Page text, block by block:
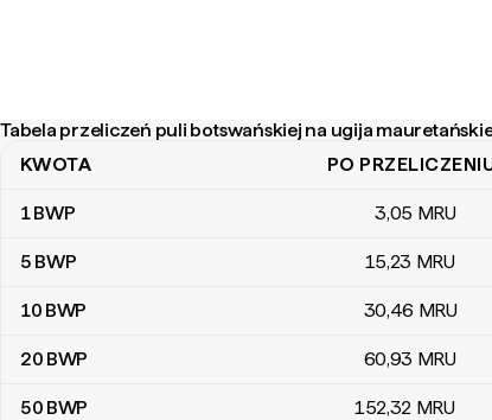
Tabela przeliczeń puli botswańskiej na ugija
Tabela przeliczeń puli botswańskiej na ugija mauretańskiej
KWOTA PO
1BWP 3,05 MRU
5 BWP 15,23 MRU
10 BWP 30,46 MRU
20 BWP 60,93 MRU
50 BWP 152,32 MRU